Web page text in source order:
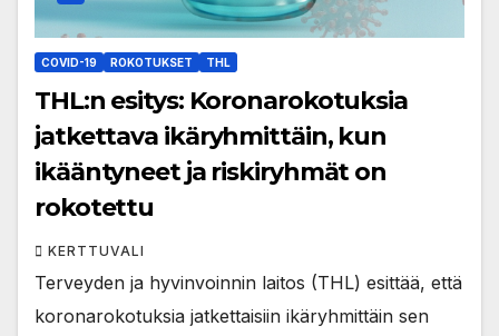
COVID-19 ROKOTUKSET THL
THL:n esitys: Koronarokotuksia
jatkettava ikäryhmittäin, kun
ikääntyneet ja riskiryhmät on
rokotettu
KERTTUVALI
Terveyden ja hyvinvoinnin laitos (THL) esittää, että
koronarokotuksia jatkettaisiin ikäryhmittäin sen